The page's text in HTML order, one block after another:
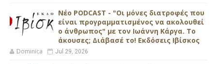
Νέο PODCAST - "Οι μόνες διατροφές που
είναι προγραμματισμένος να ακολουθεί
ο άνθρωπος" με τον Ιωάννη Κάργα. Το
άκουσες; Διάβασέ το! Εκδόσεις Ιβίσκος
Dominica Jul 29, 2026